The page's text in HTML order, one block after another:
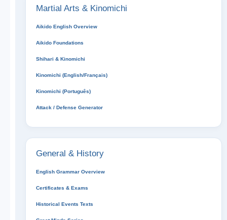
Martial Arts & Kinomichi
Aikido English Overview
Aikido Foundations
Shihari & Kinomichi
Kinomichi (English/Français)
Kinomichi (Português)
Attack / Defense Generator
General & History
English Grammar Overview
Certificates & Exams
Historical Events Texts